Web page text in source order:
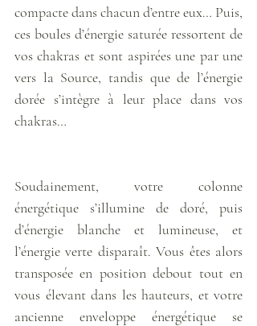
compacte dans chacun d’entre eux… Puis,
ces boules d’énergie saturée ressortent de
vos chakras et sont aspirées une par une
vers la Source, tandis que de l’énergie
dorée s’intègre à leur place dans vos
chakras…
Soudainement, votre colonne
énergétique s’illumine de doré, puis
d’énergie blanche et lumineuse, et
l’énergie verte disparaît. Vous êtes alors
transposée en position debout tout en
vous élevant dans les hauteurs, et votre
ancienne enveloppe énergétique se